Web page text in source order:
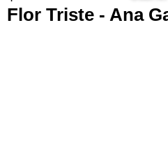
Flor Triste - Ana